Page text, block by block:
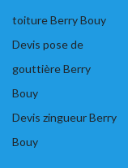
toiture Berry Bouy
Devis pose de
gouttière Berry
Bouy
Devis zingueur Berry
Bouy